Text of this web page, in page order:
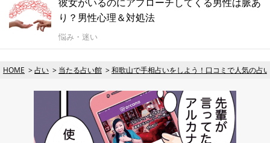
り？男性心理＆対処法
悩み・迷い
HOME 占い 当たる占い館 和歌山で手相占いをしよう！口コミで人気の占